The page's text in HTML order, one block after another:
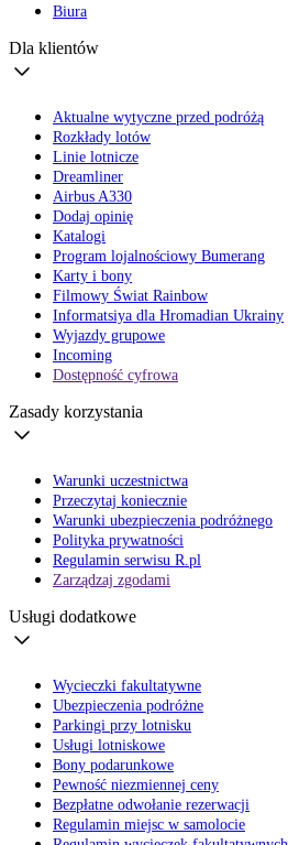
Biura
Dla klientów
Aktualne wytyczne przed podróżą
Rozkłady lotów
Linie lotnicze
Dreamliner
Airbus A330
Dodaj opinię
Katalogi
Program lojalnościowy Bumerang
Karty i bony
Filmowy Świat Rainbow
Informatsiya dla Hromadian Ukrainy
Wyjazdy grupowe
Incoming
Dostępność cyfrowa
Zasady korzystania
Warunki uczestnictwa
Przeczytaj koniecznie
Warunki ubezpieczenia podróżnego
Polityka prywatności
Regulamin serwisu R.pl
Zarządzaj zgodami
Usługi dodatkowe
Wycieczki fakultatywne
Ubezpieczenia podróżne
Parkingi przy lotnisku
Usługi lotniskowe
Bony podarunkowe
Pewność niezmiennej ceny
Bezpłatne odwołanie rezerwacji
Regulamin miejsc w samolocie